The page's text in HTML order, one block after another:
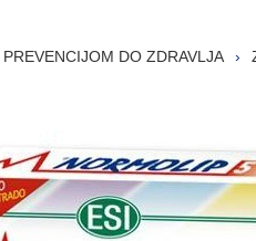
PREVENCIJOM DO ZDRAVLJA